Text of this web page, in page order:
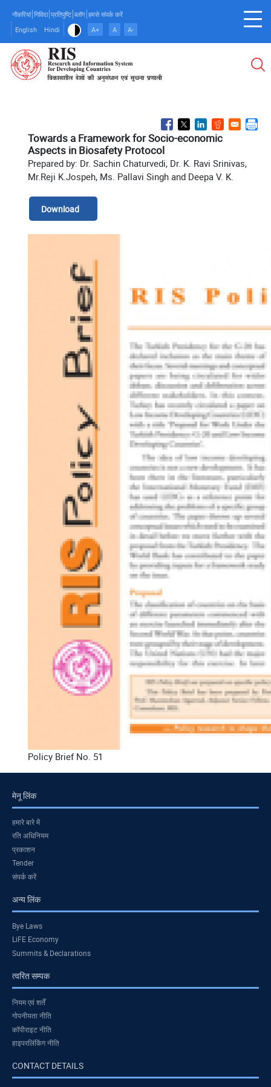
main
content
नौकरियां निविदा प्रतिपुष्टि ब्लॉग हमसे संपर्क करें
English
Hindi A+ A A-
Towards a Framework for Socio-economic
Aspects in Biosafety Protocol
Prepared by: Dr. Sachin Chaturvedi, Dr. K. Ravi Srinivas,
Mr.Reji K.Jospeh, Ms. Pallavi Singh and Deepa V. K.
Download
Policy Brief No. 51
मेनू लिंक
हमारे बारे में
रति अधिनियम
प्रकाशन
Tender
संपर्क करें
अन्य लिंक
Bye Laws
LiFE Economy
Summits & Declarations
त्वरित सम्पक
नियम एवं शर्तें
गोपनीयता नीति
कॉपीराइट नीति
हाइपरलिंकिंग नीति
CONTACT DETAILS